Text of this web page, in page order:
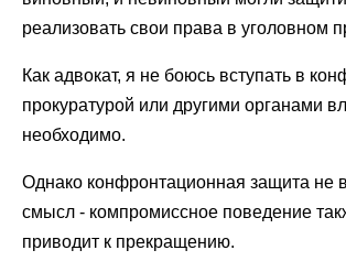
реализовать свои права в уголовном
Как адвокат, я не боюсь вступать в
прокуратурой или другими органами
необходимо.
Однако конфронтационная защита не
смысл - компромиссное поведение
приводит к прекращению.